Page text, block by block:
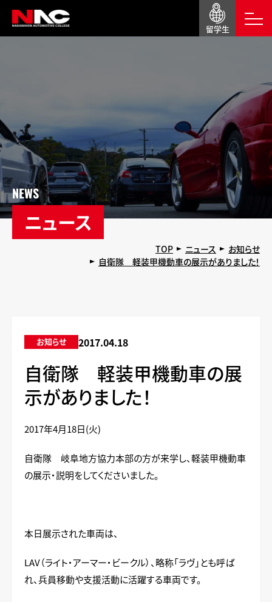
留学生
NEWS
ニュース
TOP ニュース
お知らせ
自衛隊 軽装甲機動車の展示がありました！
お知らせ 2017.04.18
自衛隊 軽装甲機動車の展
示がありました！
2017年4月18日(火)
自衛隊 岐阜地方協力本部の方が来学し、軽装甲機動車
の展示・説明をしてくださいました。
本日展示された車両は、
LAV（ライト・アーマー・ビークル）、略称「ラヴ」とも呼ば
れ、兵員移動や支援活動に活躍する車両です。